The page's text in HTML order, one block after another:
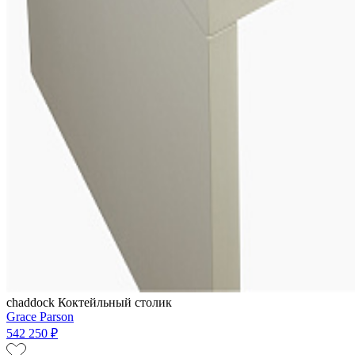
chaddock Коктейльный столик
Grace Parson
542 250 ₽